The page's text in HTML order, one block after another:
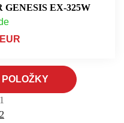
EX-325W
1
2